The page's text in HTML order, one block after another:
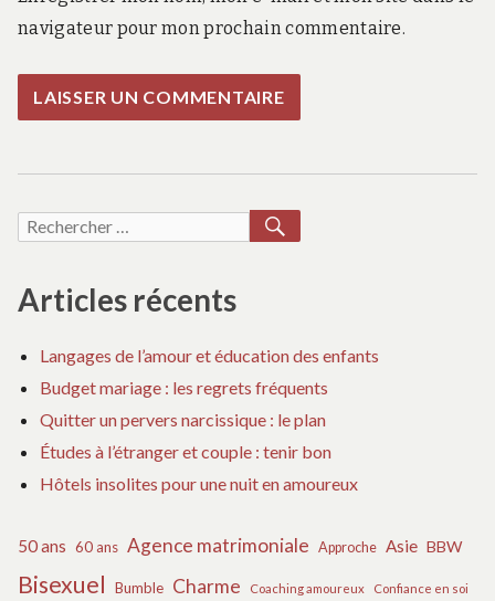
navigateur pour mon prochain commentaire.
Recherche
Articles récents
Langages de l’amour et éducation des enfants
Budget mariage : les regrets fréquents
Quitter un pervers narcissique : le plan
Études à l’étranger et couple : tenir bon
Hôtels insolites pour une nuit en amoureux
50 ans 60 ans Agence matrimoniale Approche Asie BBW
Bisexuel Bumble Charme Coaching amoureux Confiance en soi